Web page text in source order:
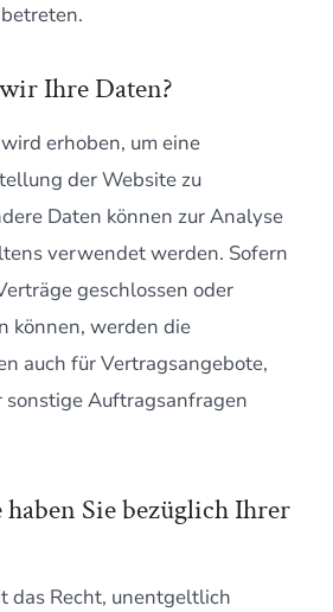
Ihre Daten?
erhoben, um eine
der Website zu
Daten können zur Analyse
verwendet werden. Sofern
geschlossen oder
können, werden die
auch für Vertragsangebote,
sonstige Auftragsanfragen
haben Sie bezüglich Ihrer
das Recht, unentgeltlich